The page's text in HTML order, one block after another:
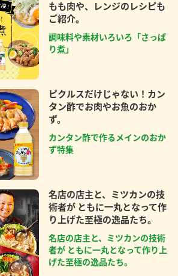
もも肉や、レンジのレシピも
ご紹介。
調味料や素材いろいろ「さっぱ
り煮」
ピクルスだけじゃない！カン
タン酢でお肉やお魚のおか
ず。
カンタン酢で作るメインのおか
ず特集
名店の店主と、ミツカンの技
術者が ともに一丸となって作
り上げた至極の逸品たち。
名店の店主と、ミツカンの技術
者が ともに一丸となって作り上
げた至極の逸品たち。